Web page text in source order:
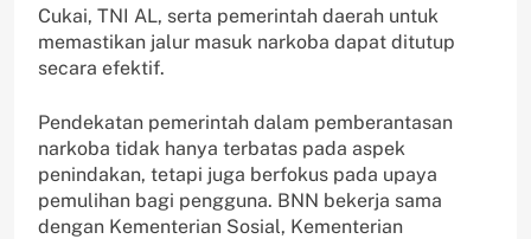
Cukai, TNI AL, serta pemerintah daerah untuk
memastikan jalur masuk narkoba dapat ditutup
secara efektif.
Pendekatan pemerintah dalam pemberantasan
narkoba tidak hanya terbatas pada aspek
penindakan, tetapi juga berfokus pada upaya
pemulihan bagi pengguna. BNN bekerja sama
dengan Kementerian Sosial, Kementerian